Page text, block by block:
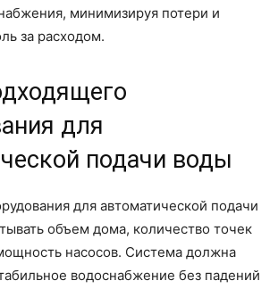
минимизируя потери и
за расходом.
для
подачи воды
для автоматической подачи
объем дома, количество точек
насосов. Система должна
водоснабжение без падений